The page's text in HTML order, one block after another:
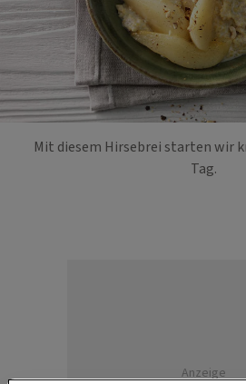
Mit diesem Hirsebrei starten wir
Tag.
Anzeige